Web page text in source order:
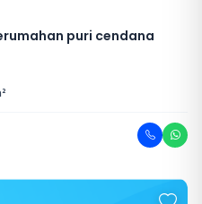
puri cendana